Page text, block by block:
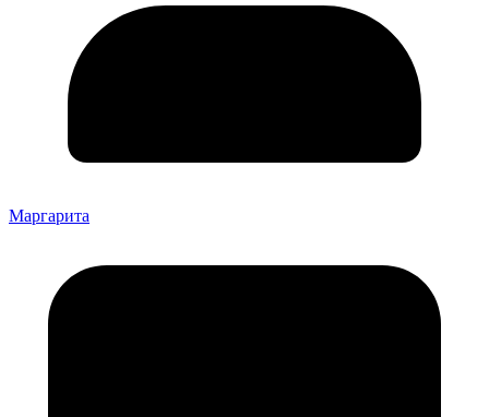
Маргарита